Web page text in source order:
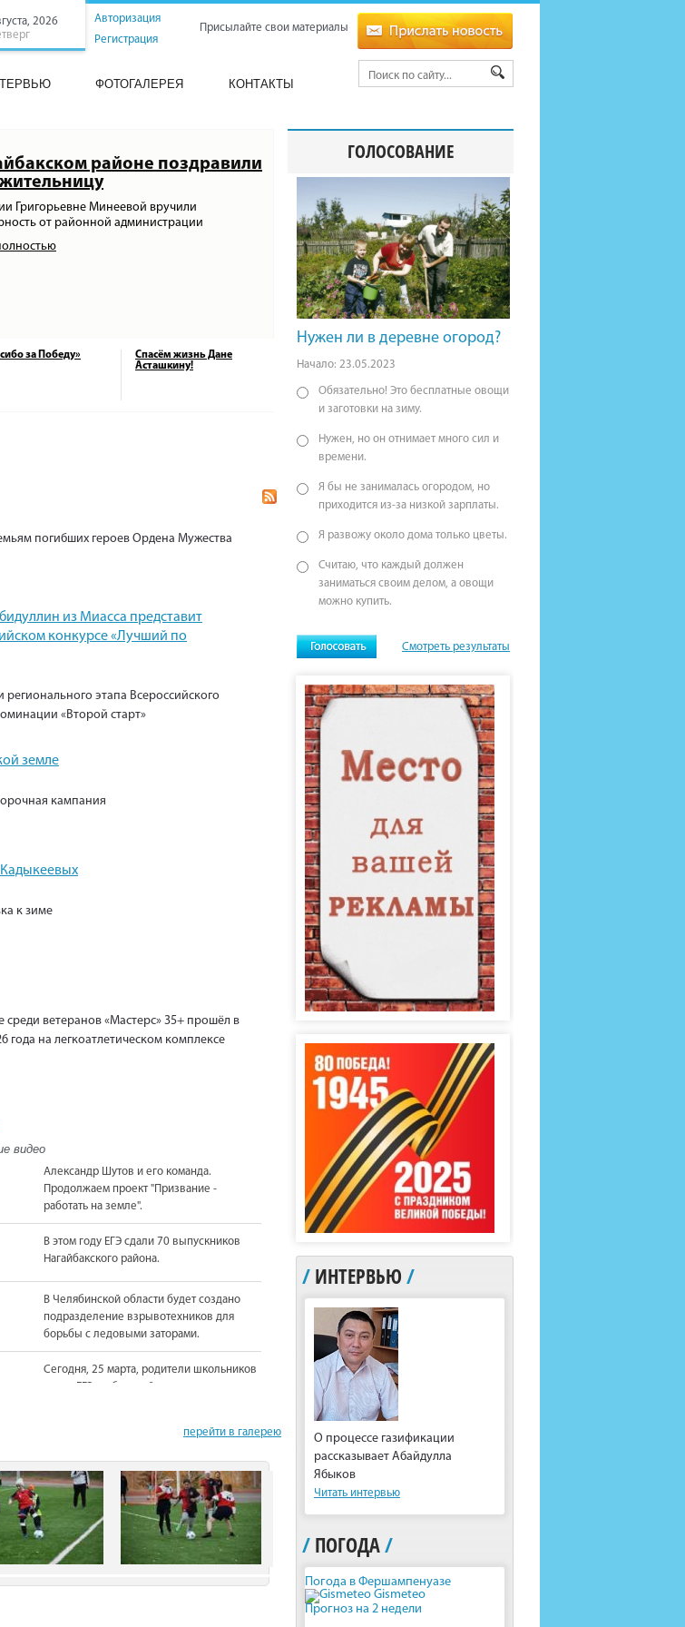
2026
Авторизация
Регистрация
Присылайте свои материалы
ФОТОГАЛЕРЕЯ КОНТАКТЫ
районе поздравили
Григорьевне Минеевой вручили
от районной администрации
за Победу»
Спасём жизнь Дане
Асташкину!
погибших героев Ордена Мужества
из Миасса представит
конкурсе «Лучший по
этапа Всероссийского
«Второй старт»
земле
кампания
к зиме
среди ветеранов «Мастерс» 35+ прошёл в
года на легкоатлетическом комплексе
видео
Александр Шутов и его команда.
Продолжаем проект "Призвание -
работать на земле".
В этом году ЕГЭ сдали 70 выпускников
Нагайбакского района.
В Челябинской области будет создано
подразделение взрывотехников для
борьбы с ледовыми заторами.
Сегодня, 25 марта, родители школьников
сдали ЕГЭ по базовой математике.
На должность Уполномоченного по
вновь назначена Юлия Сударенко
Юные читатели приняли участие в
чемпионате по чтению вслух.
В Нагайбакском районе установлен
перейти в галерею
ГОЛОСОВАНИЕ
Нужен ли в деревне огород?
Начало: 23.05.2023
Обязательно! Это бесплатные овощи
и заготовки на зиму.
Нужен, но он отнимает много сил и
времени.
Я бы не занималась огородом, но
приходится из-за низкой зарплаты.
Я развожу около дома только цветы.
Считаю, что каждый должен
заниматься своим делом, а овощи
можно купить.
Смотреть результаты
/ ИНТЕРВЬЮ /
О процессе газификации
рассказывает Абайдулла
Ябыков
Читать интервью
/ ПОГОДА/
Погода в Фершампенуазе
Gismeteo
Прогноз на 2 недели